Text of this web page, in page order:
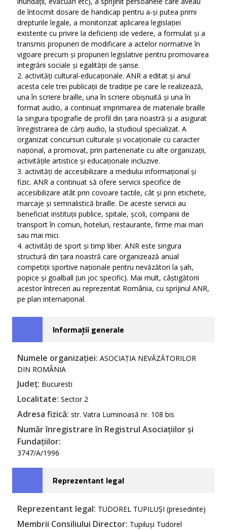
de întocmit dosare de handicap pentru a-și putea primi
drepturile legale, a monitorizat aplicarea legislației
existente cu privire la deficienți ide vedere, a formulat și a
transmis propuneri de modificare a actelor normative în
vigoare precum și propuneri legislative pentru promovarea
integrării sociale și egalității de șanse.
2. activități cultural-educaționale. ANR a editat și anul
acesta cele trei publicații de tradiție pe care le realizează,
una în scriere braille, una în scriere obișnuită și una în
format audio, a continuat imprimarea de materiale braille
la singura tipografie de profil din țara noastră și a asigurat
înregistrarea de cărți audio, la studioul specializat. A
organizat concursuri culturale și vocaționale cu caracter
național, a promovat, prin parteneriate cu alte organizații,
activitățile artistice și educaționale incluzive.
3. activități de accesibilizare a mediului informațional și
fizic. ANR a continuat să ofere servicii specifice de
accesibilizare atât prin covoare tactile, cât și prin etichete,
marcaje și semnalistică braille. De aceste servicii au
beneficiat instituții publice, spitale, școli, companii de
transport în comun, hoteluri, restaurante, firme mai mari
sau mai mici.
4. activități de sport și timp liber. ANR este singura
structură din țara noastră care organizează anual
competiții sportive naționale pentru nevăzători la șah,
popice și goalball (un joc specific). Mai mult, câștigătorii
acestor întreceri au reprezentat România, cu sprijinul ANR,
pe plan internațional.
Informații generale
Numele organizației: ASOCIAȚIA NEVĂZĂTORILOR
DIN ROMÂNIA
Județ: Bucuresti
Localitate: Sector 2
Adresa fizică: str. Vatra Luminoasă nr. 108 bis
Număr înregistrare în Registrul Asociațiilor și
Fundațiilor:
3747/A/1996
Reprezentant legal
Reprezentant legal: TUDOREL TUPILUȘI (presedinte)
Membrii Consiliului Director: Tupiluși Tudorel